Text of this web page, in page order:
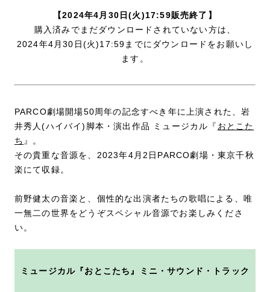
【2024年4月30日(火)17:59販売終了】
購入済みでまだダウンロードされていない方は、
2024年4月30日(火)17:59までにダウンロードをお願いし
ます。
PARCO劇場開場50周年の記念すべき年に上演された、岩
井秀人(ハイバイ)脚本・演出作品 ミュージカル『 おとこた
ち 』。
その貴重な音源を、2023年4月2日PARCO劇場・東京千秋
楽にて収録。
前野健太の音楽と、個性的な出演者たちの歌唱による、唯
一無二の世界をどうぞスペシャル音源でお楽しみくださ
い。
ミュージカル『おとこたち』ミニ・サウンド・トラック